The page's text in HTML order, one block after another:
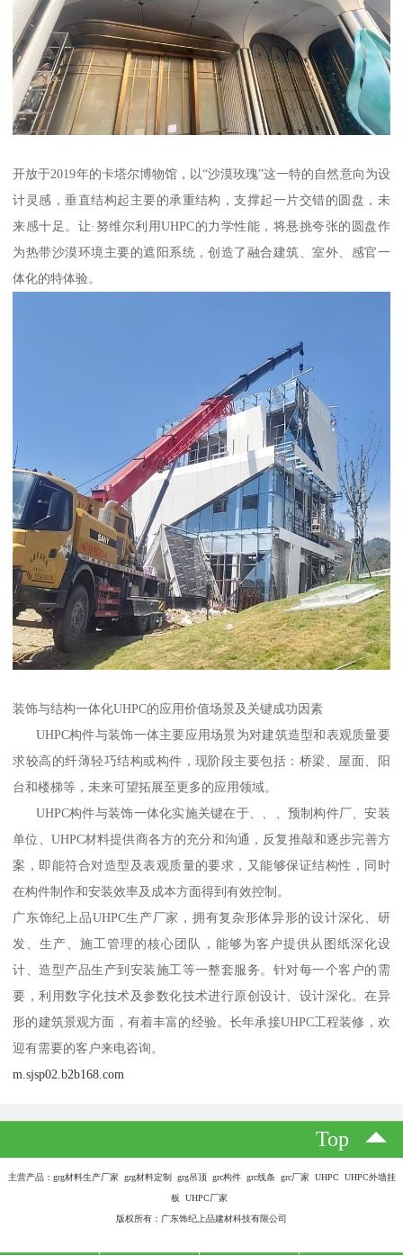
开放于2019年的卡塔尔博物馆，以“沙漠玫瑰”这一特的自然意向为设
计灵感，垂直结构起主要的承重结构，支撑起一片交错的圆盘，未
来感十足。让·努维尔利用UHPC的力学性能，将悬挑夸张的圆盘作
为热带沙漠环境主要的遮阳系统，创造了融合建筑、室外、感官一
体化的特体验。
装饰与结构一体化UHPC的应用价值场景及关键成功因素
UHPC构件与装饰一体主要应用场景为对建筑造型和表观质量要
求较高的纤薄轻巧结构或构件，现阶段主要包括：桥梁、屋面、阳
台和楼梯等，未来可望拓展至更多的应用领域。
UHPC构件与装饰一体化实施关键在于、、、预制构件厂、安装
单位、UHPC材料提供商各方的充分和沟通，反复推敲和逐步完善方
案，即能符合对造型及表观质量的要求，又能够保证结构性，同时
在构件制作和安装效率及成本方面得到有效控制。
广东饰纪上品UHPC生产厂家，拥有复杂形体异形的设计深化、研
发、生产、施工管理的核心团队，能够为客户提供从图纸深化设
计、造型产品生产到安装施工等一整套服务。针对每一个客户的需
要，利用数字化技术及参数化技术进行原创设计、设计深化。在异
形的建筑景观方面，有着丰富的经验。长年承接UHPC工程装修，欢
迎有需要的客户来电咨询。
m.sjsp02.b2b168.com
Top
主营产品：grg材料生产厂家 grg材料定制 grg吊顶 grc构件 grc线条 grc厂家 UHPC UHPC外墙挂
板 UHPC厂家
版权所有：广东饰纪上品建材科技有限公司